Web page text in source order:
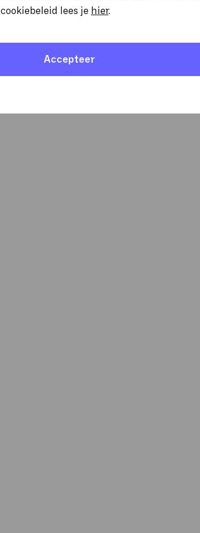
cookiebeleid lees je hier.
Accepteer